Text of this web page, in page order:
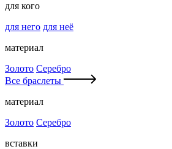
для кого
для него для неё
материал
Золото Серебро
Все браслеты
материал
Золото Серебро
вставки